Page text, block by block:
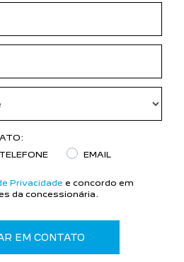
TELEFONE EMAIL
Privacidade e concordo em
da concessionária.
EM CONTATO